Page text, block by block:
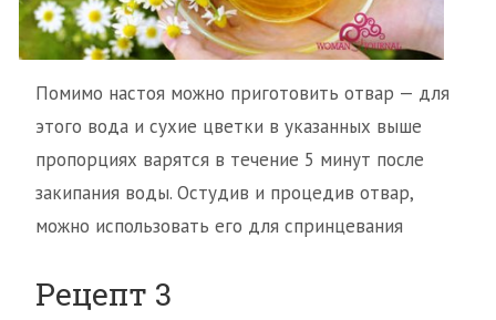
Помимо настоя можно приготовить отвар — для
этого вода и сухие цветки в указанных выше
пропорциях варятся в течение 5 минут после
закипания воды. Остудив и процедив отвар,
можно использовать его для спринцевания
Рецепт 3